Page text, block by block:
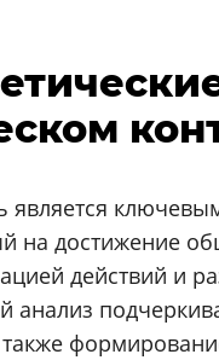
является
на достижение
действий и
анализ